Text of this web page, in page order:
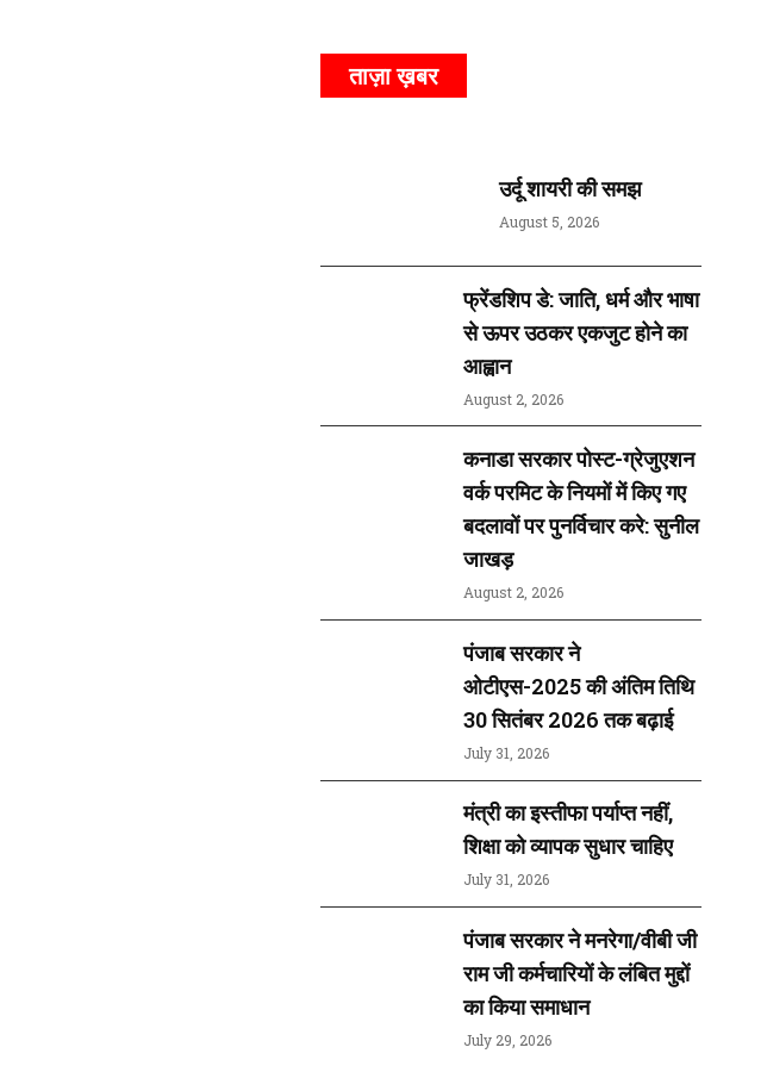
ताज़ा ख़बर
उर्दू शायरी की समझ
August 5, 2026
फ्रेंडशिप डे: जाति, धर्म और भाषा
से ऊपर उठकर एकजुट होने का
आह्वान
August 2, 2026
कनाडा सरकार पोस्ट-ग्रेजुएशन
वर्क परमिट के नियमों में किए गए
बदलावों पर पुनर्विचार करे: सुनील
जाखड़
August 2, 2026
पंजाब सरकार ने
ओटीएस-2025 की अंतिम तिथि
30 सितंबर 2026 तक बढ़ाई
July 31, 2026
मंत्री का इस्तीफा पर्याप्त नहीं,
शिक्षा को व्यापक सुधार चाहिए
July 31, 2026
पंजाब सरकार ने मनरेगा/वीबी जी
राम जी कर्मचारियों के लंबित मुद्दों
का किया समाधान
July 29, 2026